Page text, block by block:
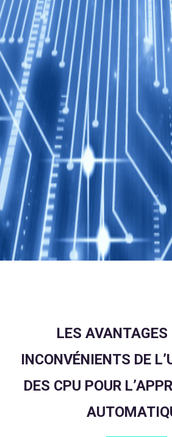
LES AVANTAGES
INCONVÉNIENTS DE
DES CPU POUR